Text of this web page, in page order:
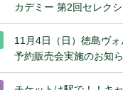
カデミー 第2回セレク
11月4日（日）徳島ヴ
予約販売会実施のお知